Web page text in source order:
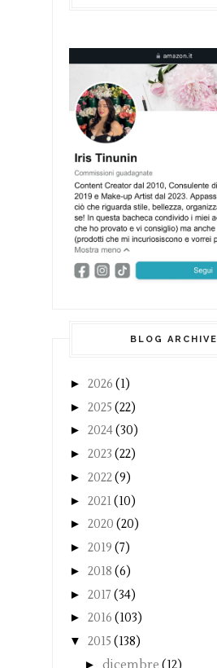
BLOG ARCHIVE
► 2026 (1)
► 2025 (22)
► 2024(30)
► 2023 (22)
► 2022(9)
► 2021(10)
► 2020 (20)
► 2019 (7)
► 2018 (6)
► 2017 (34)
► 2016 (103)
▼ 2015 (138)
►